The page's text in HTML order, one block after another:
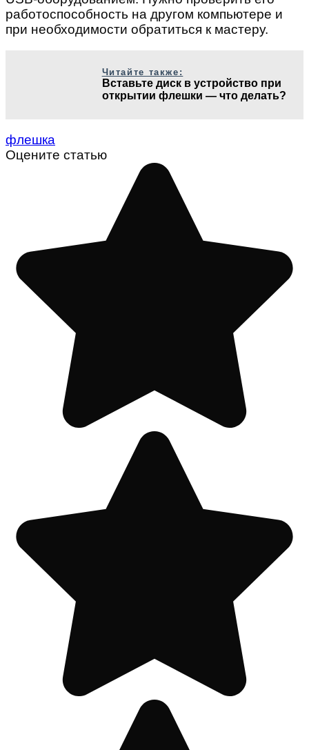
работоспособность на другом компьютере и
при необходимости обратиться к мастеру.
Читайте также:
Вставьте диск в устройство при
открытии флешки — что делать?
флешка
Оцените статью